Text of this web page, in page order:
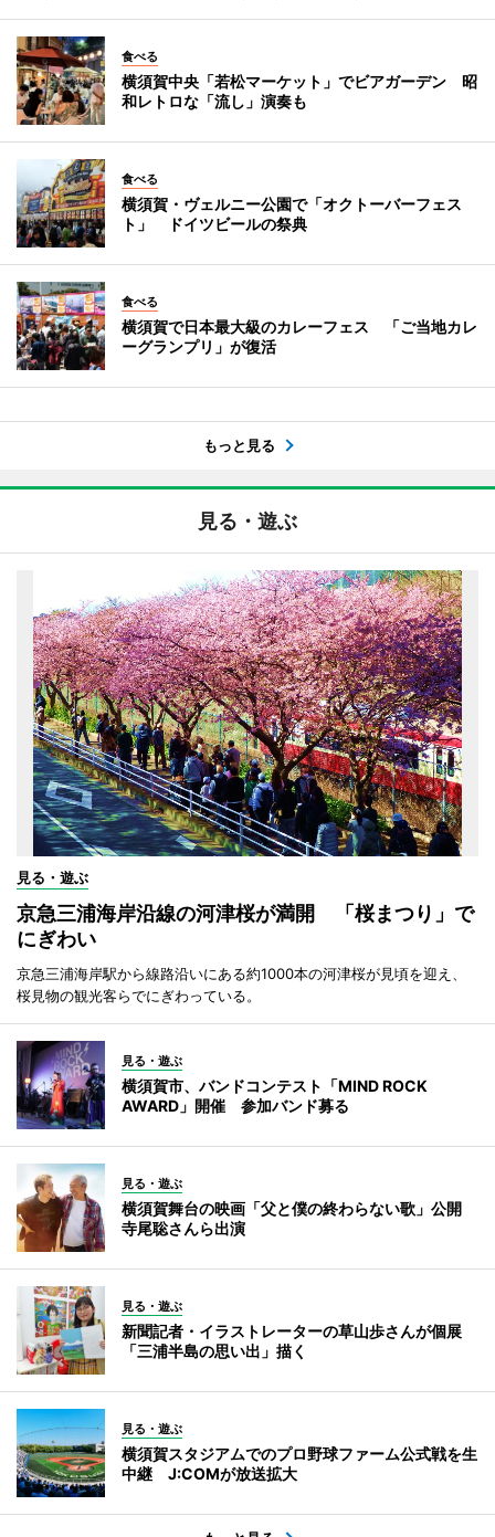
食べる
横須賀中央「若松マーケット」でビアガーデン 昭
和レトロな「流し」演奏も
食べる
横須賀・ヴェルニー公園で「オクトーバーフェス
ト」 ドイツビールの祭典
食べる
横須賀で日本最大級のカレーフェス 「ご当地カレ
ーグランプリ」が復活
もっと見る
見る・遊ぶ
見る・遊ぶ
京急三浦海岸沿線の河津桜が満開 「桜まつり」で
にぎわい
京急三浦海岸駅から線路沿いにある約1000本の河津桜が見頃を迎え、
桜見物の観光客らでにぎわっている。
見る・遊ぶ
横須賀市、バンドコンテスト「MIND ROCK
AWARD」開催 参加バンド募る
見る・遊ぶ
横須賀舞台の映画「父と僕の終わらない歌」公開
寺尾聡さんら出演
見る・遊ぶ
新聞記者・イラストレーターの草山歩さんが個展
「三浦半島の思い出」描く
見る・遊ぶ
横須賀スタジアムでのプロ野球ファーム公式戦を生
中継 J:COMが放送拡大